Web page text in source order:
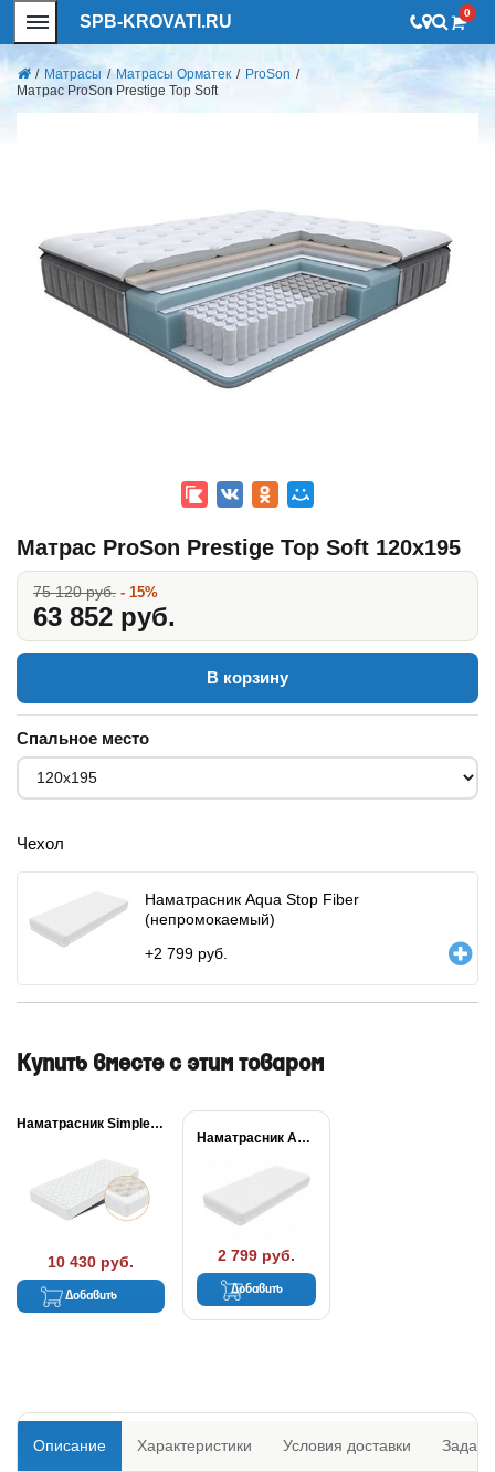
SPB-KROVATI.RU 0
/ Матрасы / Матрасы Орматек / ProSon /
Матрас ProSon Prestige Top Soft
Матрас ProSon Prestige Top Soft 120x195
75 120 руб. - 15%
63 852 руб.
В корзину
Спальное место
Чехол
Наматрасник Aqua Stop Fiber
(непромокаемый)
+2 799 руб.
Купить вместе с этим товаром
Наматрасник Simple Plus
10 430 руб.
Добавить
Наматрасник Aqua Stop...
2 799 руб.
Добавить
Описание Характеристики Условия доставки